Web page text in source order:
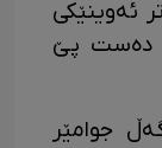
ئەوینێکی
دەست پێ
جوامێر